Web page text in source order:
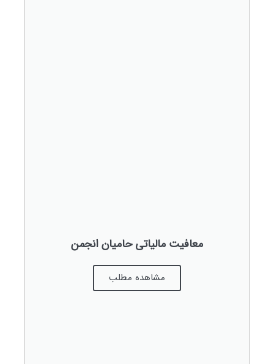
معافیت مالیاتی حامیان انجمن
مشاهده مطلب